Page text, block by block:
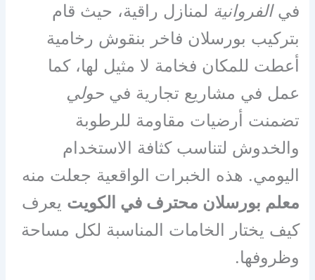
فيالفروانية لمنازل راقية، حيث قام
بتركيب بورسلان فاخر بنقوش رخامية
أعطت للمكان فخامة لا مثيل لها، كما
عمل في مشاريع تجارية فيحولي
تضمنت أرضيات مقاومة للرطوبة
والخدوش لتناسب كثافة الاستخدام
اليومي. هذه الخبرات الواقعية جعلت منه
معلم بورسلان محترف في الكويت يعرف
كيف يختار الخامات المناسبة لكل مساحة
وظروفها.